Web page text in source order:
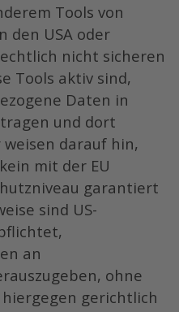
Tools von
den USA oder
nicht sicheren
Tools aktiv sind,
Daten in
und dort
darauf hin,
mit der EU
garantiert
sind US-
an
ohne
gerichtlich